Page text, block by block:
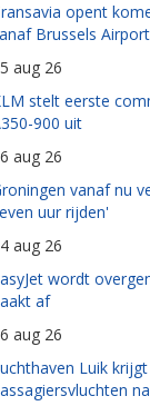
opent
Brussels Airport
aug 26
stelt eerste
900 uit
aug 26
vanaf nu
uur rijden'
aug 26
wordt
af
aug 26
Luik